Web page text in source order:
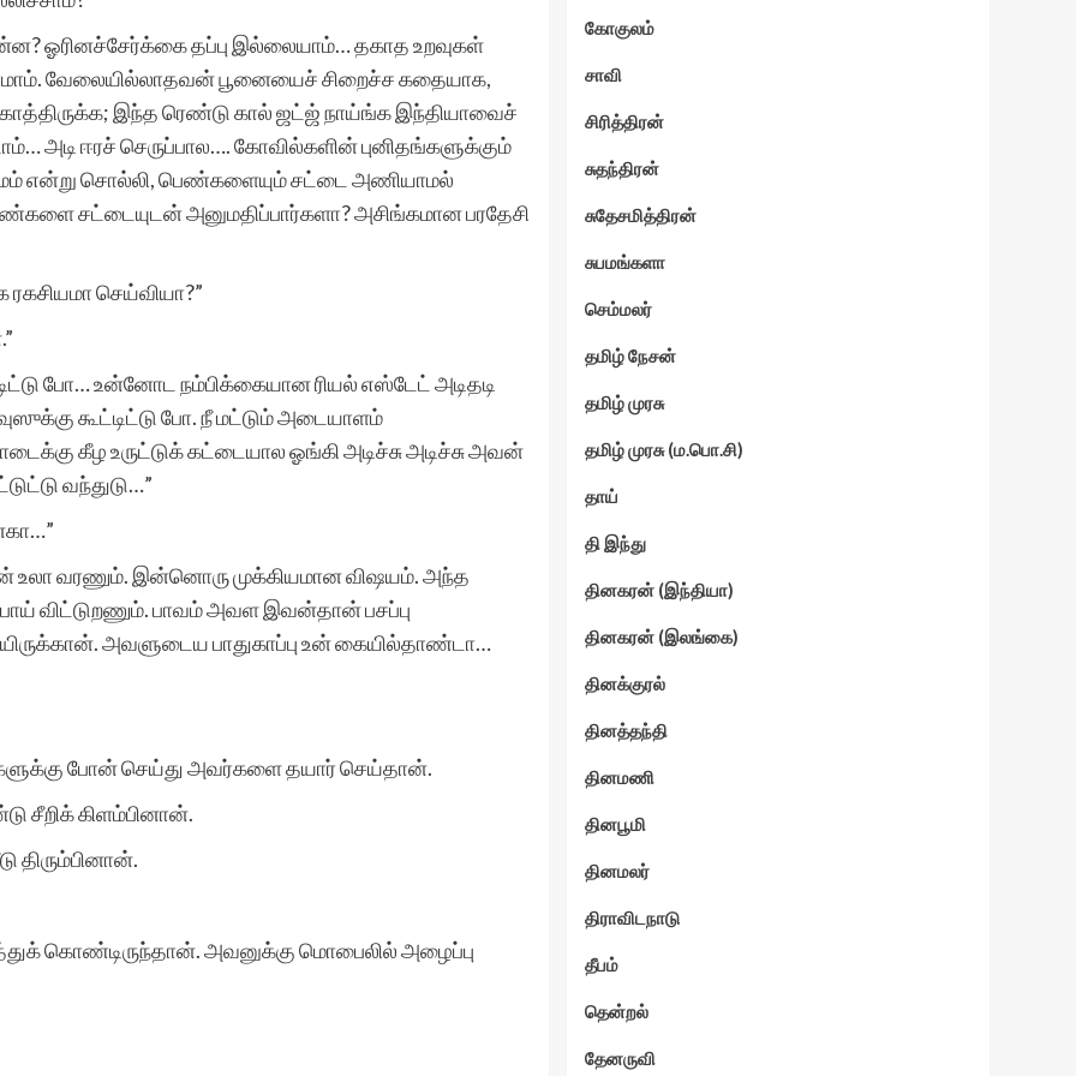
ஓரினச்சேர்க்கை தப்பு இல்லையாம்… தகாத உறவுகள்
வேலையில்லாதவன் பூனையைச் சிறைச்ச கதையாக,
இந்த ரெண்டு கால் ஜட்ஜ் நாய்ங்க இந்தியாவைச்
அடி ஈரச் செருப்பால…. கோவில்களின் புனிதங்களுக்கும்
என்று சொல்லி, பெண்களையும் சட்டை அணியாமல்
சட்டையுடன் அனுமதிப்பார்களா? அசிங்கமான பரதேசி
செய்வியா?”
போ… உன்னோட நம்பிக்கையான ரியல் எஸ்டேட் அடிதடி
கூட்டிட்டு போ. நீ மட்டும் அடையாளம்
கீழ உருட்டுக் கட்டையால ஓங்கி அடிச்சு அடிச்சு அவன்
வந்துடு…”
உலா வரணும். இன்னொரு முக்கியமான விஷயம். அந்த
விட்டுறணும். பாவம் அவள இவன்தான் பசப்பு
அவளுடைய பாதுகாப்பு உன் கையில்தாண்டா…
போன் செய்து அவர்களை தயார் செய்தான்.
கிளம்பினான்.
திரும்பினான்.
கொண்டிருந்தான். அவனுக்கு மொபைலில் அழைப்பு
ரா.நீலமேகம்
கோகுலம்
சாவி
சிரித்திரன்
சுதந்திரன்
சுதேசமித்திரன்
சுபமங்களா
செம்மலர்
தமிழ் நேசன்
தமிழ் முரசு
தமிழ் முரசு (ம.பொ.சி)
தாய்
தி இந்து
தினகரன் (இந்தியா)
தினகரன் (இலங்கை)
தினக்குரல்
தினத்தந்தி
தினமணி
தினபூமி
தினமலர்
திராவிடநாடு
தீபம்
தென்றல்
தேனருவி